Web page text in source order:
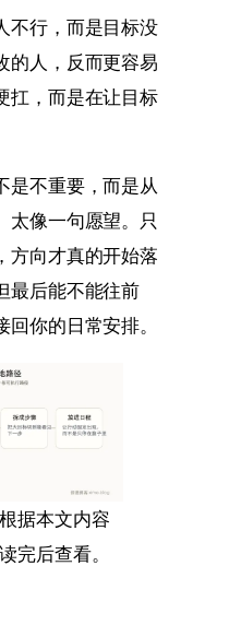
不行，而是目标没
的人，反而更容易
扛，而是在让目标
是不重要，而是从
太像一句愿望。只
方向才真的开始落
最后能不能往前
你的日常安排。
据本文内容
完后查看。